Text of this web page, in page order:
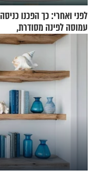
לפני ואחרי: כך הפכנו כניסה
עמוסה לפינה מסודרת,
שימושית ומזמינה